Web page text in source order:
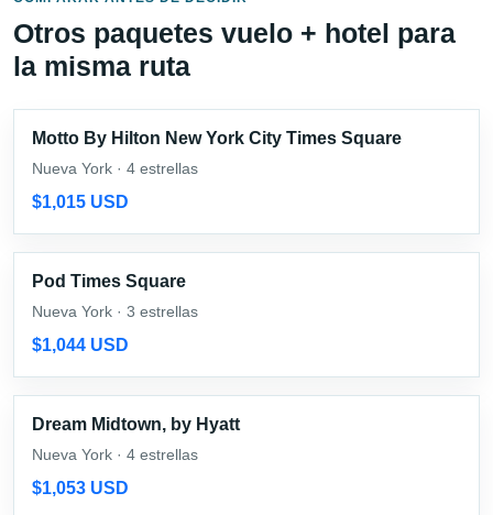
Otros paquetes vuelo + hotel para
la misma ruta
Motto By Hilton New York City Times Square
Nueva York · 4 estrellas
$1,015 USD
Pod Times Square
Nueva York · 3 estrellas
$1,044 USD
Dream Midtown, by Hyatt
Nueva York · 4 estrellas
$1,053 USD